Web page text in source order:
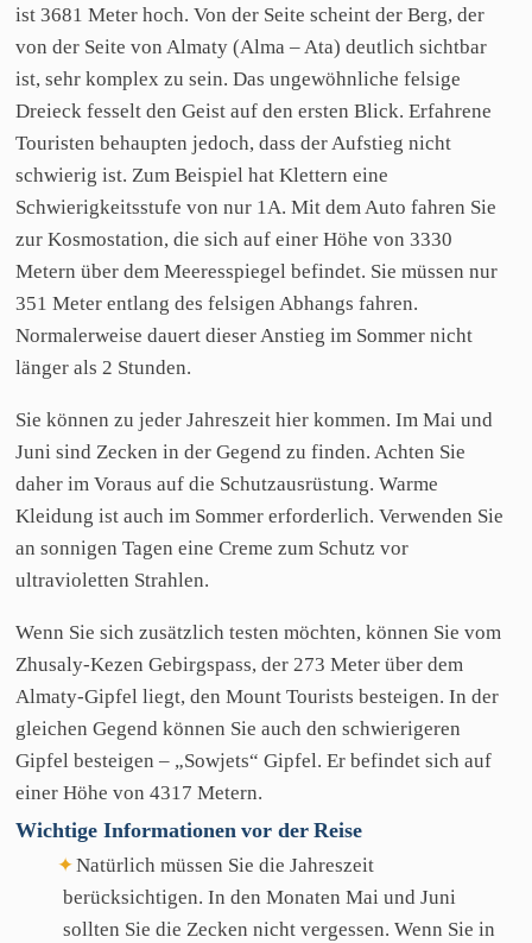
ist 3681 Meter hoch. Von der Seite scheint der Berg, der
von der Seite von Almaty (Alma – Ata) deutlich sichtbar
ist, sehr komplex zu sein. Das ungewöhnliche felsige
Dreieck fesselt den Geist auf den ersten Blick. Erfahrene
Touristen behaupten jedoch, dass der Aufstieg nicht
schwierig ist. Zum Beispiel hat Klettern eine
Schwierigkeitsstufe von nur 1A. Mit dem Auto fahren Sie
zur Kosmostation, die sich auf einer Höhe von 3330
Metern über dem Meeresspiegel befindet. Sie müssen nur
351 Meter entlang des felsigen Abhangs fahren.
Normalerweise dauert dieser Anstieg im Sommer nicht
länger als 2 Stunden.
Sie können zu jeder Jahreszeit hier kommen. Im Mai und
Juni sind Zecken in der Gegend zu finden. Achten Sie
daher im Voraus auf die Schutzausrüstung. Warme
Kleidung ist auch im Sommer erforderlich. Verwenden Sie
an sonnigen Tagen eine Creme zum Schutz vor
ultravioletten Strahlen.
Wenn Sie sich zusätzlich testen möchten, können Sie vom
Zhusaly-Kezen Gebirgspass, der 273 Meter über dem
Almaty-Gipfel liegt, den Mount Tourists besteigen. In der
gleichen Gegend können Sie auch den schwierigeren
Gipfel besteigen – „Sowjets“ Gipfel. Er befindet sich auf
einer Höhe von 4317 Metern.
Wichtige Informationen vor der Reise
Natürlich müssen Sie die Jahreszeit
berücksichtigen. In den Monaten Mai und Juni
sollten Sie die Zecken nicht vergessen. Wenn Sie in